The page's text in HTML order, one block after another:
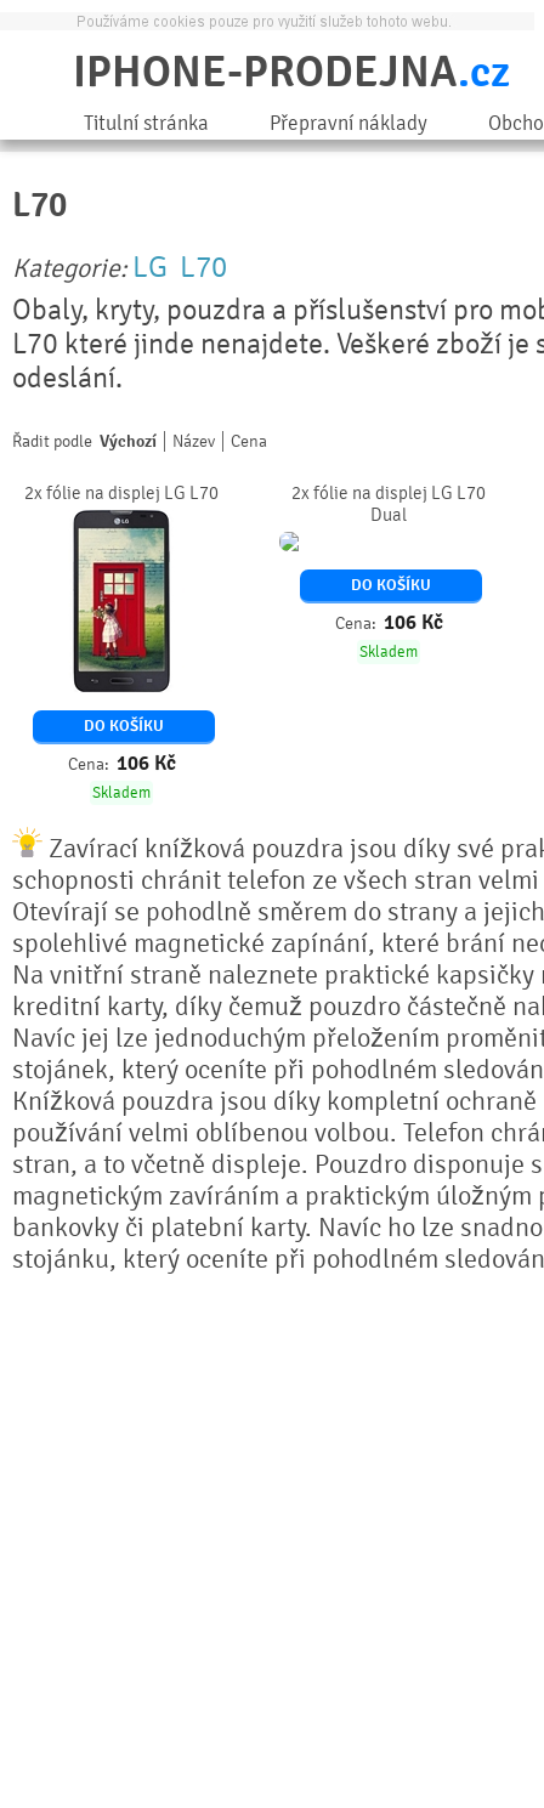
IPHONE-PRODEJNA.cz
Titulní stránka Přepravní náklady
L70
Kategorie: LG L70
Obaly, kryty, pouzdra a příslušenství pro
L70 které jinde nenajdete. Veškeré zboží je
odeslání.
Řadit podle Výchozí Název Cena
2x fólie na displej LG L70
DO KOŠÍKU
Cena: 106 Kč
Skladem
2x fólie na displej LG L70
Dual
DO KOŠÍKU
Cena: 106 Kč
Skladem
Zavírací knížková pouzdra jsou díky své
schopnosti chránit telefon ze všech stran
Otevírají se pohodlně směrem do strany a
spolehlivé magnetické zapínání, které brání
Na vnitřní straně naleznete praktické kapsičky
kreditní karty, díky čemuž pouzdro částečně
Navíc jej lze jednoduchým přeložením
stojánek, který oceníte při pohodlném
Knížková pouzdra jsou díky kompletní ochraně
používání velmi oblíbenou volbou. Telefon
stran, a to včetně displeje. Pouzdro disponuje
magnetickým zavíráním a praktickým úložným
bankovky či platební karty. Navíc ho lze
stojánku, který oceníte při pohodlném